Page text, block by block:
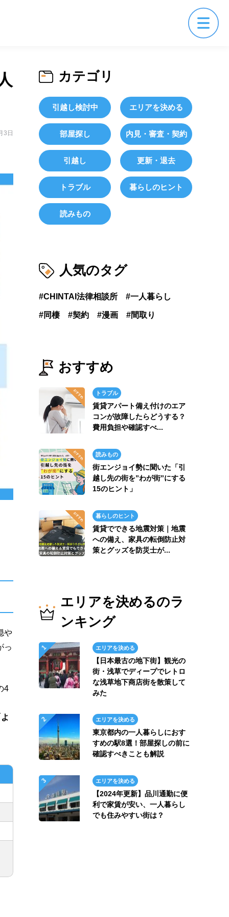
3日
や
っ
4
よ
カテゴリ
引越し検討中 エリアを決める
部屋探し 内見・審査・契約
引越し 更新・退去
トラブル 暮らしのヒント
読みもの
人気のタグ
CHINTAI法律相談所 一人暮らし
同棲 契約 漫画 間取り
おすすめ
トラブル
賃貸アパート備え付けのエア
コンが故障したらどうする？
費用負担や確認すべ...
読みもの
街エンジョイ勢に聞いた「引
越し先の街を”わが街”にする
15のヒント」
暮らしのヒント
賃貸でできる地震対策｜地震
への備え、家具の転倒防止対
策とグッズを防災士が...
エリアを決めるのラ
ンキング
エリアを決める
【日本最古の地下街】観光の
街・浅草でディープでレトロ
な浅草地下商店街を散策して
みた
エリアを決める
東京都内の一人暮らしにおす
すめの駅8選！部屋探しの前に
確認すべきことも解説
エリアを決める
【2024年更新】品川通勤に便
利で家賃が安い、一人暮らし
でも住みやすい街は？